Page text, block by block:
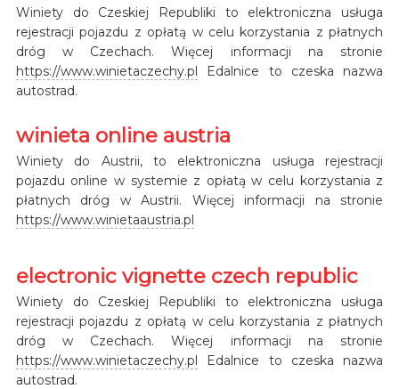
Winiety do Czeskiej Republiki to elektroniczna usługa
rejestracji pojazdu z opłatą w celu korzystania z płatnych
dróg w Czechach. Więcej informacji na stronie
https://www.winietaczechy.pl Edalnice to czeska nazwa
autostrad.
winieta online austria
Winiety do Austrii, to elektroniczna usługa rejestracji
pojazdu online w systemie z opłatą w celu korzystania z
płatnych dróg w Austrii. Więcej informacji na stronie
https://www.winietaaustria.pl
electronic vignette czech republic
Winiety do Czeskiej Republiki to elektroniczna usługa
rejestracji pojazdu z opłatą w celu korzystania z płatnych
dróg w Czechach. Więcej informacji na stronie
https://www.winietaczechy.pl Edalnice to czeska nazwa
autostrad.